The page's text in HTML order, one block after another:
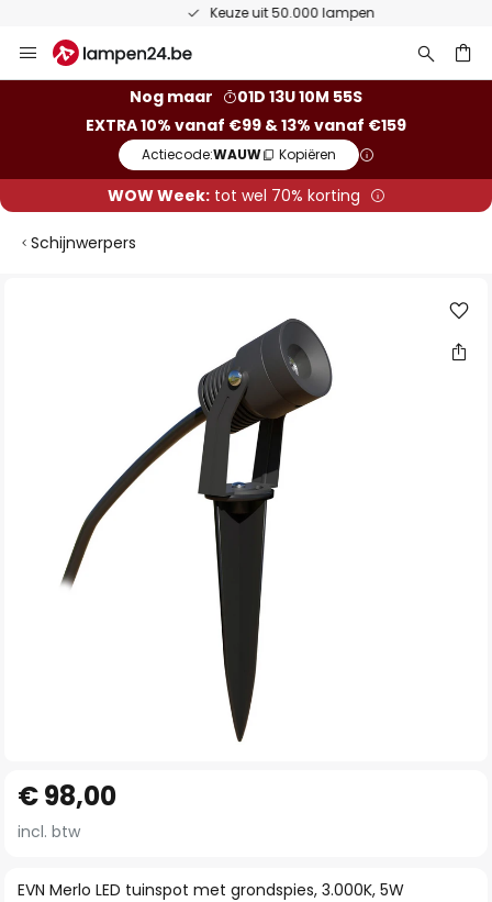
Keuze uit 50.000 lampen
naar
Nog maar
01D 13U 10M 55S
EXTRA 10% vanaf €99 & 13% vanaf €159
Actiecode:WAUW Kopiëren
WOW Week:tot wel 70% korting
Schijnwerpers
naar
het
van
EVN Merlo LED tuinspot met grondspies, 3.000K, 5W
€ 98,00
incl. btw